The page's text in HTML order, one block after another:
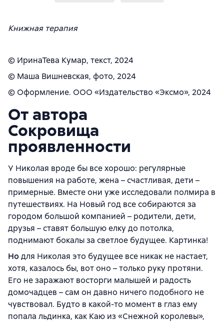
Книжная терапия
© ИринаТева Кумар, текст, 2024
© Маша Вишневская, фото, 2024
© Оформление. ООО «Издательство «Эксмо», 2024
От автора
Сокровища
проявленности
У Николая вроде бы все хорошо: регулярные
повышения на работе, жена – счастливая, дети –
примерные. Вместе они уже исследовали полмира в
путешествиях. На Новый год все собираются за
городом большой компанией – родители, дети,
друзья – ставят большую елку до потолка,
поднимают бокалы за светлое будущее. Картинка!
Нодля Николая это будущее все никак не настает,
хотя, казалось бы, вот оно – только руку протяни.
Его не заражают восторги малышей и радость
домочадцев – сам он давно ничего подобного не
чувствовал. Будто в какой-то момент в глаз ему
попала льдинка, как Каю из «Снежной королевы»,